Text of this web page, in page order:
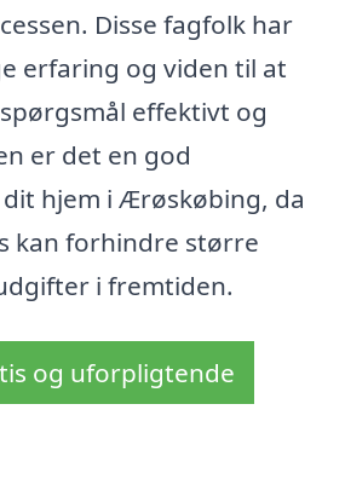
Disse fagfolk har
erfaring og viden til at
effektivt og
er det en god
hjem i Ærøskøbing, da
kan forhindre større
i fremtiden.
og uforpligtende